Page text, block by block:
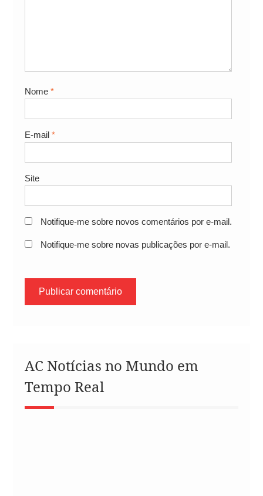
Nome *
E-mail *
Site
Notifique-me sobre novos comentários por e-mail.
Notifique-me sobre novas publicações por e-mail.
AC Notícias no Mundo em
Tempo Real